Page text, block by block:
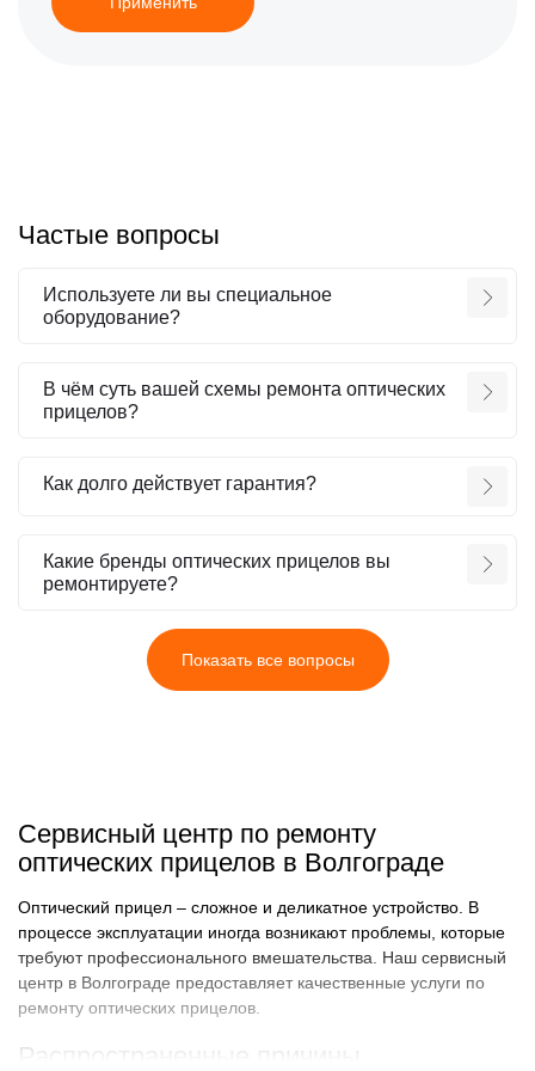
Частые вопросы
Используете ли вы специальное
оборудование?
В чём суть вашей схемы ремонта оптических
прицелов?
Как долго действует гарантия?
Какие бренды оптических прицелов вы
ремонтируете?
Показать все вопросы
Сервисный центр по ремонту
оптических прицелов в Волгограде
Оптический прицел – сложное и деликатное устройство. В
процессе эксплуатации иногда возникают проблемы, которые
требуют профессионального вмешательства. Наш сервисный
центр в Волгограде предоставляет качественные услуги по
ремонту оптических прицелов.
Распространенные причины